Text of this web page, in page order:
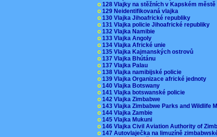
o 128 Vlajky na stěžních v Kapském
o 129 Neidentifikovaná vlajka
o 130 Vlajka Jihoafrické republiky
o 131 Vlajka policie Jihoafrické republiky
o 132 Vlajka Namibie
o 133 Vlajka Angoly
o 134 Vlajka Africké unie
o 135 Vlajka Kajmanských ostrovů
o 137 Vlajka Bhútánu
o 137 Vlajka Palau
o 138 Vlajka namibijské policie
o 139 Vlajka Organizace africké jednoty
o 140 Vlajka Botswany
o 141 Vlajka botswanské policie
o 142 Vlajka Zimbabwe
o 143 Vlajka Zimbabwe Parks and Wildlife
o 144 Vlajka Zambie
o 145 Vlajka Mukuni
o 146 Vlajka Civil Aviation Authority of
o 147 Autovlaječka na limuzíně